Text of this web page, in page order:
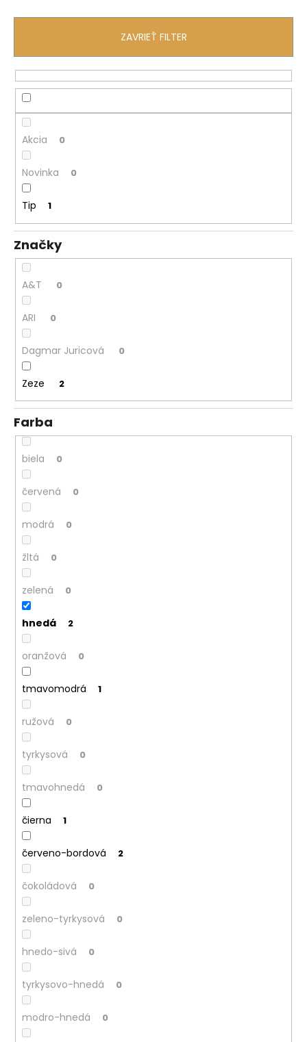
ZAVRIEŤ FILTER
Akcia 0
Novinka 0
Tip 1
Značky
A&T 0
ARI 0
Dagmar Juricová 0
Zeze 2
Farba
biela 0
červená 0
modrá 0
žltá 0
zelená 0
hnedá 2
oranžová 0
tmavomodrá 1
ružová 0
tyrkysová 0
tmavohnedá 0
čierna 1
červeno-bordová 2
čokoládová 0
zeleno-tyrkysová 0
hnedo-sivá 0
tyrkysovo-hnedá 0
modro-hnedá 0
á
s
ť
?
O
d
p
o
ú
a
m